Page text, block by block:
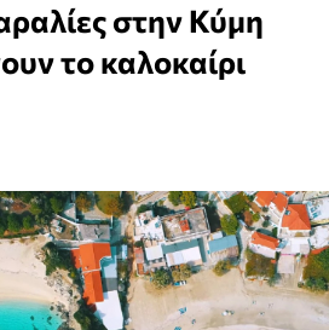
στην Κύμη
το καλοκαίρι